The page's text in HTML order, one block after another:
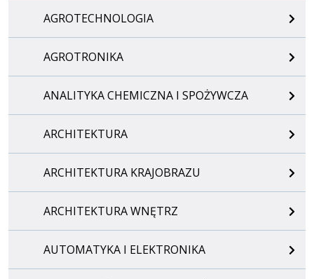
AGROTECHNOLOGIA
AGROTRONIKA
ANALITYKA CHEMICZNA I SPOŻYWCZA
ARCHITEKTURA
ARCHITEKTURA KRAJOBRAZU
ARCHITEKTURA WNĘTRZ
AUTOMATYKA I ELEKTRONIKA